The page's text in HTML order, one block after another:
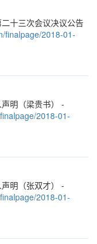
十三次会议决议公告
finalpage/2018-01-
明（梁贵书） -
2018-01-
明（张双才） -
2018-01-